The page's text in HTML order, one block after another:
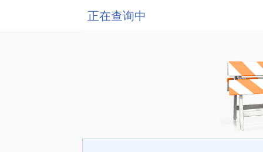
正在查询中